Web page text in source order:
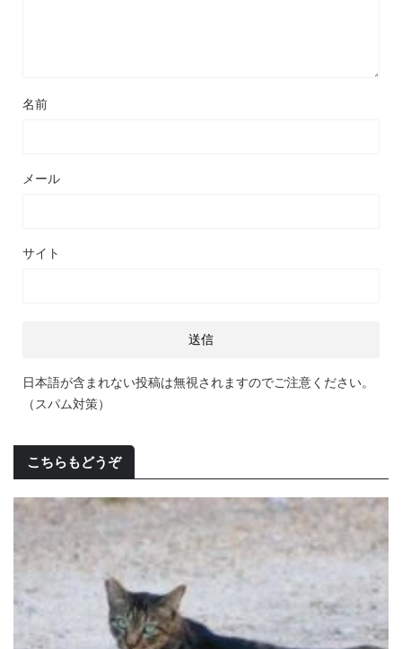
名前
メール
サイト
日本語が含まれない投稿は無視されますのでご注意ください。
（スパム対策）
こちらもどうぞ